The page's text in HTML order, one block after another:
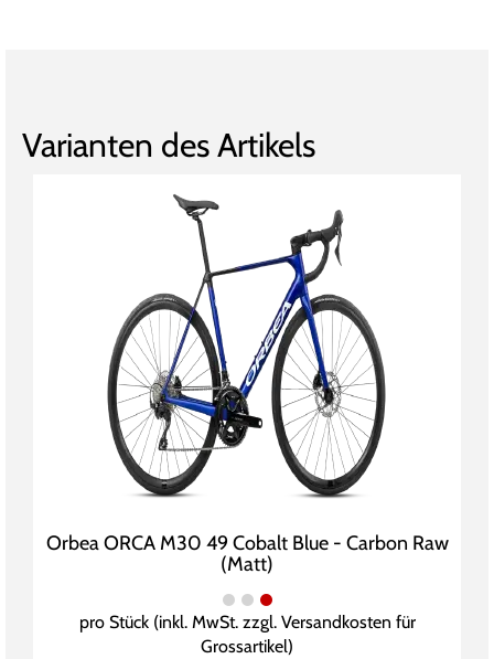
Varianten des Artikels
Orbea ORCA M30 49 Cobalt Blue - Carbon Raw
(Matt)
pro Stück (inkl. MwSt. zzgl. Versandkosten für
Grossartikel)